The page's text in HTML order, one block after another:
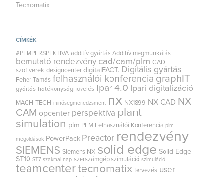
Tecnomatix
CÍMKÉK
#PLMPERSPEKTIVA additív gyártás Additív megmunkálás
bemutató rendezvény cad/cam/plm CAD
szoftverek designcenter digitalFACT. Digitális gyártás
Fehér Tamás felhasználói konferencia graphIT
gyártás hatékonyságnövelés Ipar 4.0 Ipari digitalizáció
MACH-TECH minőségmenedzsment nx NX1899 NX CAD NX
CAM opcenter perspektíva plant
simulation plm PLM Felhasználói Konferencia plm
megoldások PowerPack Preactor rendezvény
SIEMENS Siemens NX solid edge Solid Edge
ST10 ST7 szakmai nap szerszámgép szimuláció szimuláció
teamcentertecnomatix tervezés user